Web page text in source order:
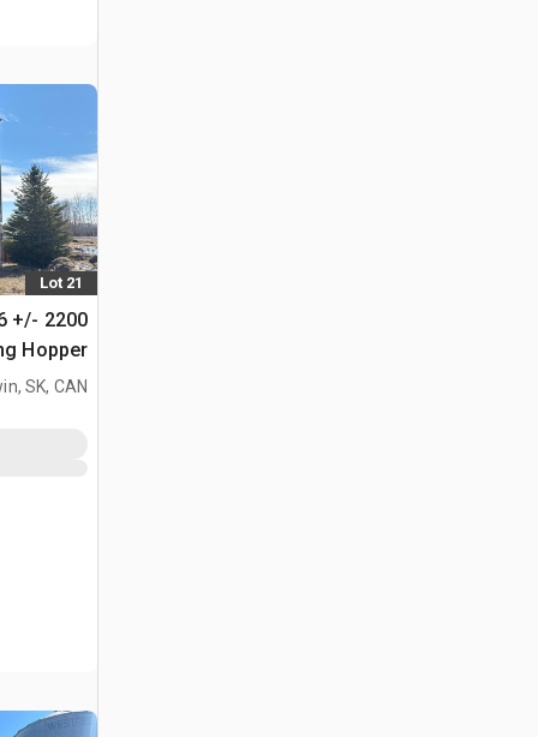
Lot 21
+/- 2200
الحبوب
SK, CAN